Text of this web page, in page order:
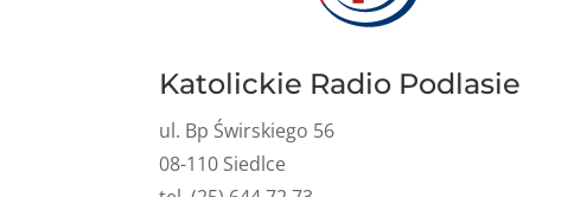
Katolickie Radio Podlasie
ul. Bp Świrskiego 56
08-110 Siedlce